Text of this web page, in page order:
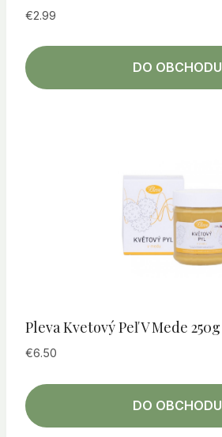
€2.99
DO OBCHODU
Pleva Kvetový Peľ V Mede 250g
€6.50
DO OBCHODU